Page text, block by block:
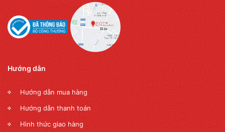
Hướng dẫn
Hướng dẫn mua hàng
Hướng dẫn thanh toán
Hình thức giao hàng